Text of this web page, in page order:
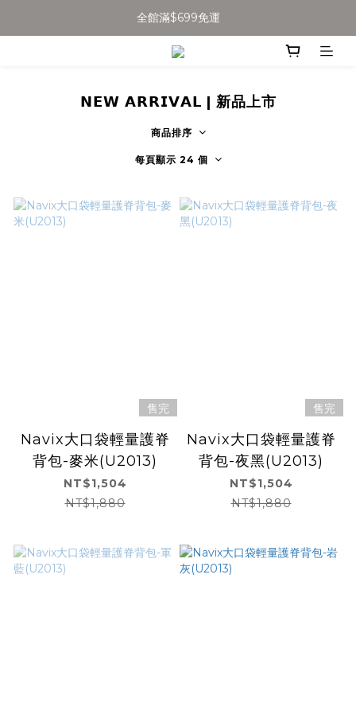
全館滿$699免運
全館滿$699免運
加入會員得$100購物金👉
𝗡𝗘𝗪 𝗔𝗥𝗥𝗜𝗩𝗔𝗟 | 新品上市
商品排序
每頁顯示 24 個
售完
Navix大口袋輕量護脊
背包-麥米(U2013)
NT$1,504
NT$1,880
售完
Navix大口袋輕量護脊
背包-夜黑(U2013)
NT$1,504
NT$1,880